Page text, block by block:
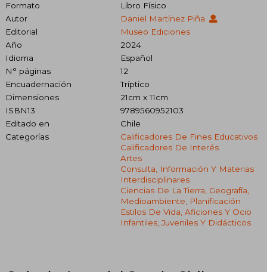
Formato
Libro Físico
Autor
Daniel Martínez Piña
Editorial
Museo Ediciones
Año
2024
Idioma
Español
N° páginas
12
Encuadernación
Tríptico
Dimensiones
21cm x 11cm
ISBN13
9789560952103
Editado en
Chile
Categorías
Calificadores De Fines Educativos
Calificadores De Interés
Artes
Consulta, Información Y Materias
Interdisciplinares
Ciencias De La Tierra, Geografía,
Medioambiente, Planificación
Estilos De Vida, Aficiones Y Ocio
Infantiles, Juveniles Y Didácticos